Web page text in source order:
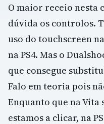
O maior receio nesta
dúvida os controlos.
uso do touchscreen
na PS4. Mas o
que consegue
Falo em teoria pois
Enquanto que na Vita
estamos a clicar, na